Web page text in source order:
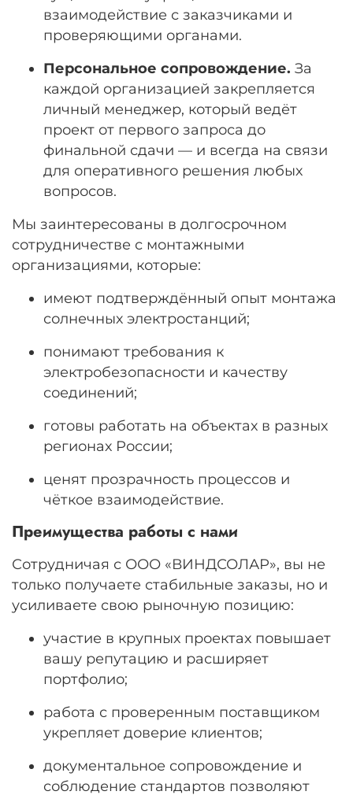
взаимодействие с заказчиками и
проверяющими органами.
Персональное сопровождение. За
каждой организацией закрепляется
личный менеджер, который ведёт
проект от первого запроса до
финальной сдачи — и всегда на связи
для оперативного решения любых
вопросов.
Мы заинтересованы в долгосрочном
сотрудничестве с монтажными
организациями, которые:
имеют подтверждённый опыт монтажа
солнечных электростанций;
понимают требования к
электробезопасности и качеству
соединений;
готовы работать на объектах в разных
регионах России;
ценят прозрачность процессов и
чёткое взаимодействие.
Преимущества работы с нами
Сотрудничая с ООО «ВИНДСОЛАР», вы не
только получаете стабильные заказы, но и
усиливаете свою рыночную позицию:
участие в крупных проектах повышает
вашу репутацию и расширяет
портфолио;
работа с проверенным поставщиком
укрепляет доверие клиентов;
документальное сопровождение и
соблюдение стандартов позволяют